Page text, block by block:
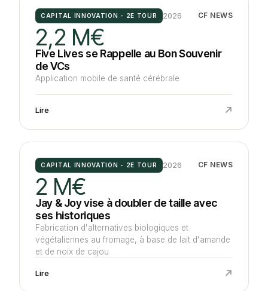
CAPITAL INNOVATION - 2E TOUR 2026 CF NEWS
2,2 M€
Five Lives se Rappelle au Bon Souvenir
de VCs
Application mobile de santé cérébrale
Lire
CAPITAL INNOVATION - 2E TOUR 2026 CF NEWS
2 M€
Jay & Joy vise à doubler de taille avec
ses historiques
Fabrication d'alternatives biologiques et
végétaliennes au fromage, à base de lait d'amande
et de noix de cajou
Lire